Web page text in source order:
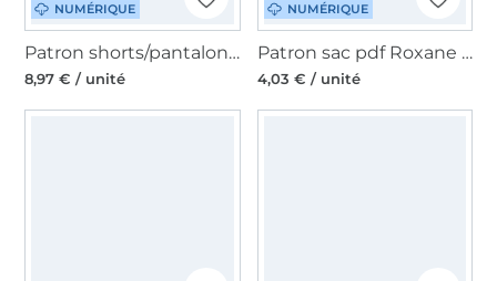
NUMÉRIQUE
Patron shorts/pantalon femme pdf Scanno drei eM's, en allemand
8,97 € / unité
NUMÉRIQUE
Patron sac pdf Roxane Malomi, en français
4,03 € / unité